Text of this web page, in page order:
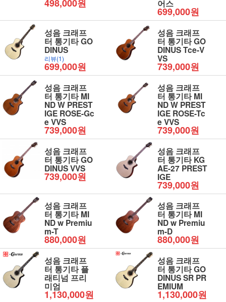
498,000원 어스
699,000원
성음 크래프
터 통기타 GO
DINUS
리뷰(1)
699,000원
성음 크래프
터 통기타 GO
DINUS Tce-V
VS
739,000원
성음 크래프
터 통기타 MI
ND W PREST
IGE ROSE-Gc
e VVS
739,000원
성음 크래프
터 통기타 MI
ND W PREST
IGE ROSE-Tc
e VVS
739,000원
성음 크래프
터 통기타 GO
DINUS VVS
739,000원
성음 크래프
터 통기타 KG
AE-27 PREST
IGE
739,000원
성음 크래프
터 통기타 MI
ND w Premiu
m-T
880,000원
성음 크래프
터 통기타 MI
ND w Premiu
m-D
880,000원
성음 크래프
터 통기타 플
래티넘 프리
미엄
1,130,000원
성음 크래프
터 통기타 GO
DINUS SR PR
EMIUM
1,130,000원